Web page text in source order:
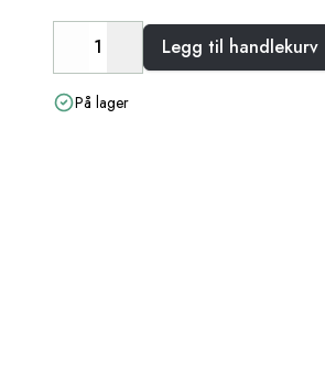
DecreaseIncreaseLegg til handlekurv
På lager